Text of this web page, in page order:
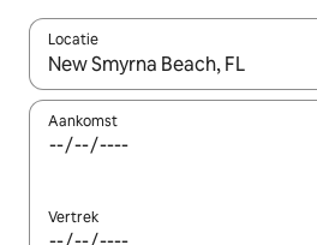
Locatie
Wanneer er suggesties
Aankomst
Vertrek